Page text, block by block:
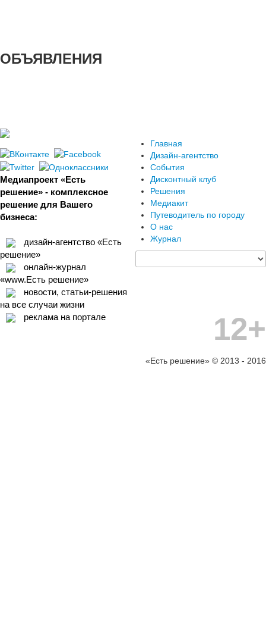
ОБЪЯВЛЕНИЯ
Медиапроект «Есть
решение» - комплексное
решение для Вашего
бизнеса:
дизайн-агентство «Есть
решение»
онлайн-журнал
«www.Есть решение»
новости, статьи-решения
на все случаи жизни
реклама на портале
Главная
Дизайн-агентство
События
Дисконтный клуб
Решения
Медиакит
Путеводитель по городу
О нас
Журнал
12+
«Есть решение» © 2013 - 2016